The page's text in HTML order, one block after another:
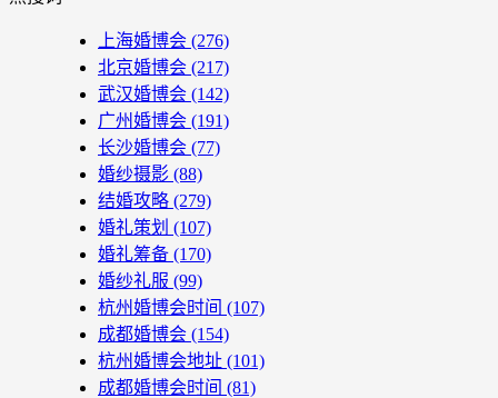
上海婚博会 (276)
北京婚博会 (217)
武汉婚博会 (142)
广州婚博会 (191)
长沙婚博会 (77)
婚纱摄影 (88)
结婚攻略 (279)
婚礼策划 (107)
婚礼筹备 (170)
婚纱礼服 (99)
杭州婚博会时间 (107)
成都婚博会 (154)
杭州婚博会地址 (101)
成都婚博会时间 (81)